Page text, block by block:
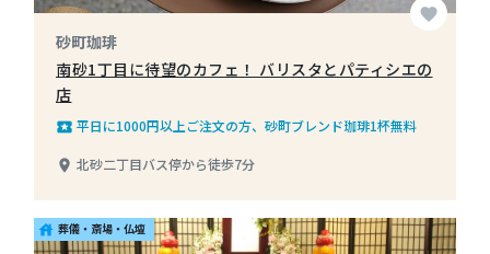
favorite
砂町珈琲
南砂1丁目に待望のカフェ！ バリスタとパティシエの
店
local_play 平日に1000円以上ご注文の方、砂町ブレンド珈琲1杯無料
place 北砂二丁目バス停から徒歩7分
house 葬儀・斎場・仏壇